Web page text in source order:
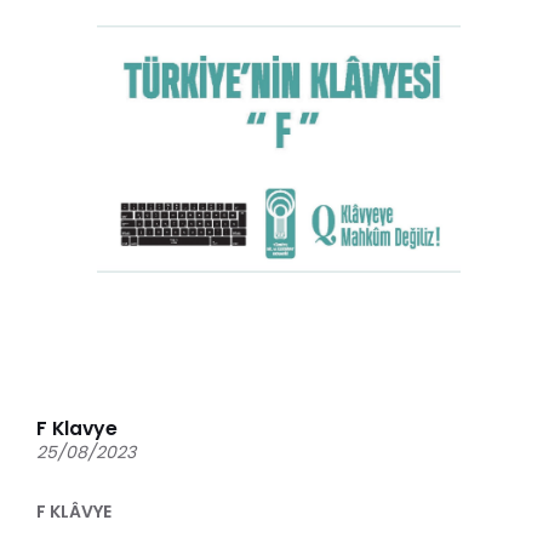
F Klavye
25/08/2023
F KLÂVYE